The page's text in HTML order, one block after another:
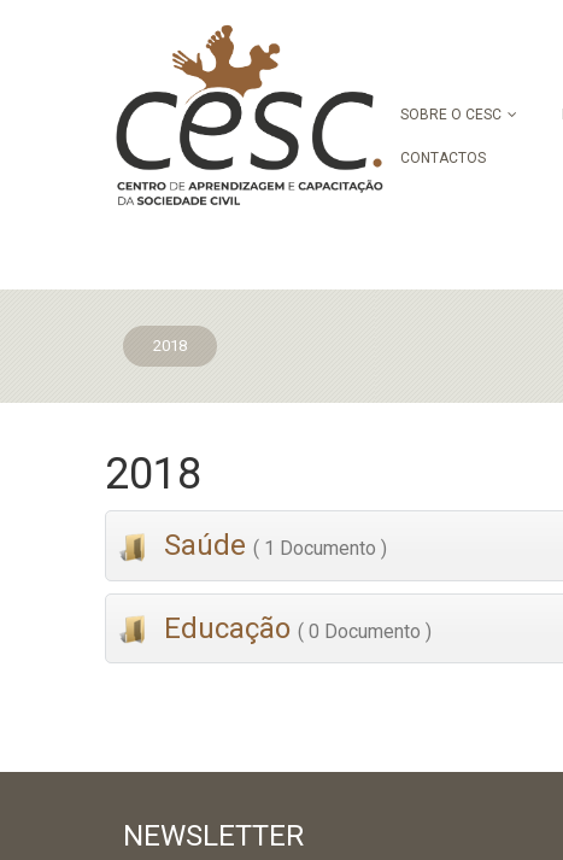
SOBRE O CESC
CONTACTOS
2018
2018
Saúde ( 1 Documento )
Educação ( 0 Documento )
NEWSLETTER